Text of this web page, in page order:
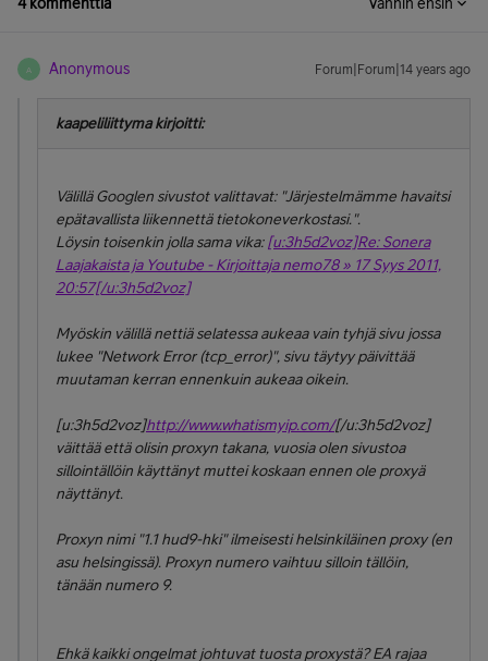
A Anonymous Forum|Forum|14 years ago
kaapeliliittyma kirjoitti:
Välillä Googlen sivustot valittavat: "Järjestelmämme havaitsi
epätavallista liikennettä tietokoneverkostasi.".
Löysin toisenkin jolla sama vika:[u:3h5d2voz]Re: Sonera
Laajakaista ja Youtube - Kirjoittaja nemo78 » 17 Syys 2011,
20:57[/u:3h5d2voz]
Myöskin välillä nettiä selatessa aukeaa vain tyhjä sivu jossa
lukee "Network Error (tcp_error)", sivu täytyy päivittää
muutaman kerran ennenkuin aukeaa oikein.
[u:3h5d2voz]http://www.whatismyip.com/[/u:3h5d2voz]
väittää että olisin proxyn takana, vuosia olen sivustoa
sillointällöin käyttänyt muttei koskaan ennen ole proxyä
näyttänyt.
Proxyn nimi "1.1 hud9-hki" ilmeisesti helsinkiläinen proxy (en
asu helsingissä). Proxyn numero vaihtuu silloin tällöin,
tänään numero 9.
Ehkä kaikki ongelmat johtuvat tuosta proxystä? EA rajaa